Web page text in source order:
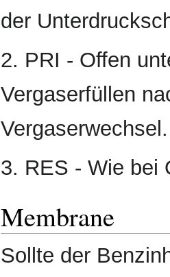
der
2. PRI - Offen
Vergaserfüllen
Vergaserwechsel.
3. RES - Wie bei
Membrane
Sollte der